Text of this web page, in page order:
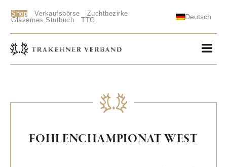
Shop Verkaufsbörse
Zuchtbezirke
Gläsernes Stutbuch
TTG Deutsch
FOHLENCHAMPIONAT WEST